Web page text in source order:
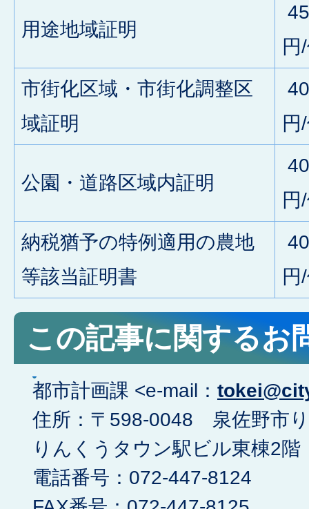
用途地域証明
円
市街化区域・市街化調整区
域証明
円
公園・道路区域内証明
円
納税猶予の特例適用の農地
等該当証明書
円
この記事に関するお
都市計画課 <e-mail：
住所：〒598-0048 泉佐野市
りんくうタウン駅ビル東棟2階
電話番号：072-447-8124